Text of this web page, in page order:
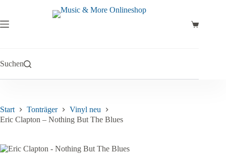
springen
Warenkorb
Suchen
Start Tonträger
Vinyl neu
Eric Clapton – Nothing But The Blues